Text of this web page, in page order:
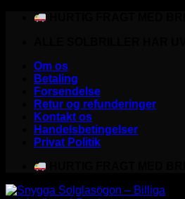
Fortsæt
Om os
Betaling
Forsendelse
Retur og refunderinger
Kontakt os
Handelsbetingelser
Privat Politik